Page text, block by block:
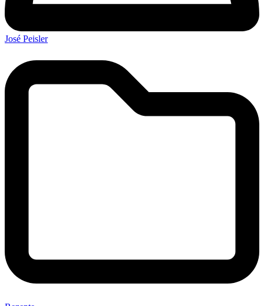
José Peisler